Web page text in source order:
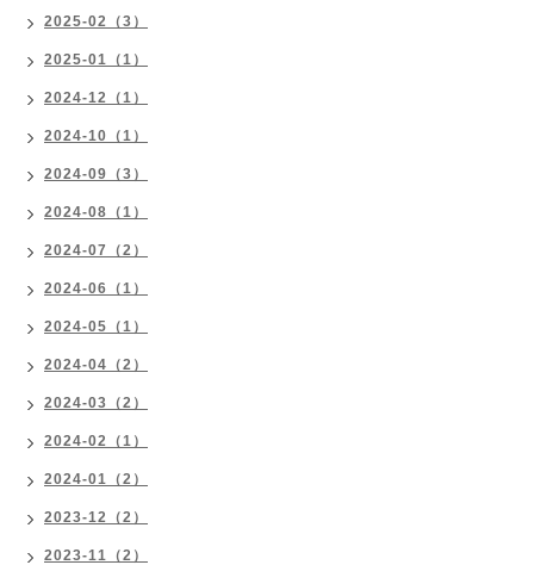
2025-02（3）
2025-01（1）
2024-12（1）
2024-10（1）
2024-09（3）
2024-08（1）
2024-07（2）
2024-06（1）
2024-05（1）
2024-04（2）
2024-03（2）
2024-02（1）
2024-01（2）
2023-12（2）
2023-11（2）